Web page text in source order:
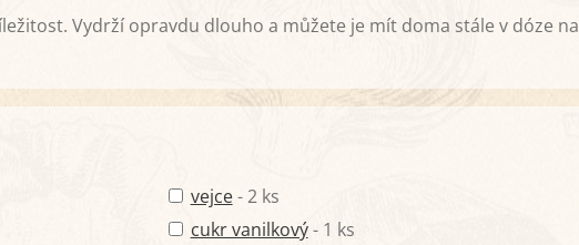
Vydrží opravdu dlouho a můžete je mít doma stále v dóze na
vejce- 2 ks
cukr vanilkový- 1 ks